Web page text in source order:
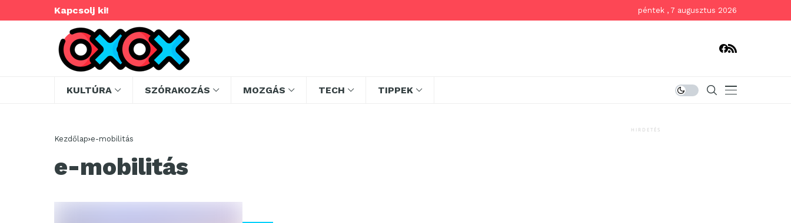
Kapcsolj ki! péntek , 7 augusztus 2026
KULTÚRA SZÓRAKOZÁS MOZGÁS TECH TIPPEK
Kezdőlap e-mobilitás
e-mobilitás
HIRDETÉS